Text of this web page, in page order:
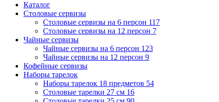
Каталог
Столовые сервизы
Столовые сервизы на 6 персон 117
Столовые сервизы на 12 персон 7
Чайные сервизы
Чайные сервизы на 6 персон 123
Чайные сервизы на 12 персон 9
Кофейные сервизы
Наборы тарелок
Наборы тарелок 18 предметов 54
Столовые тарелки 27 см 16